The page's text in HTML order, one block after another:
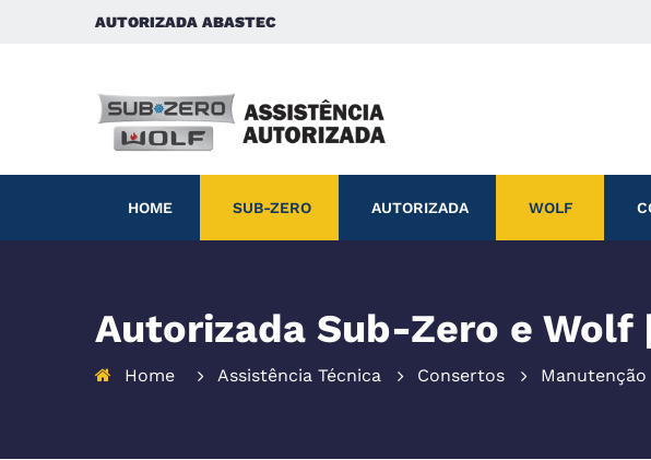
AUTORIZADA ABASTEC
HOME SUB-ZERO AUTORIZADA WOLF
Autorizada Sub-Zero e Wolf
Home Assistência Técnica Consertos Manutenção